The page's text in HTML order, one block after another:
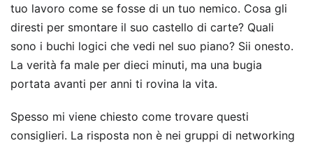
tuo lavoro come se fosse di un tuo nemico. Cosa gli
diresti per smontare il suo castello di carte? Quali
sono i buchi logici che vedi nel suo piano? Sii onesto.
La verità fa male per dieci minuti, ma una bugia
portata avanti per anni ti rovina la vita.
Spesso mi viene chiesto come trovare questi
consiglieri. La risposta non è nei gruppi di networking